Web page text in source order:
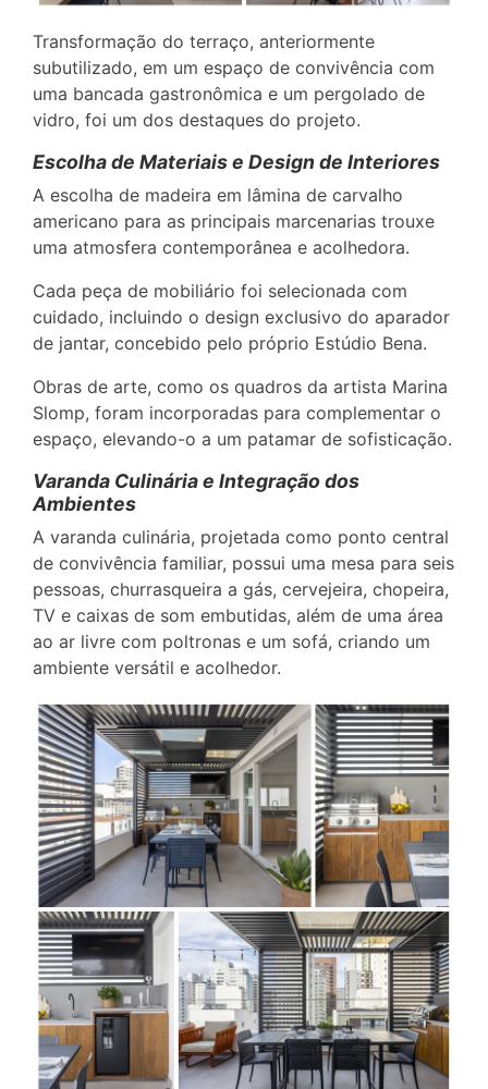
Transformação do terraço, anteriormente
subutilizado, em um espaço de convivência com
uma bancada gastronômica e um pergolado de
vidro, foi um dos destaques do projeto.
Escolha de Materiais e Design de Interiores
A escolha de madeira em lâmina de carvalho
americano para as principais marcenarias trouxe
uma atmosfera contemporânea e acolhedora.
Cada peça de mobiliário foi selecionada com
cuidado, incluindo o design exclusivo do aparador
de jantar, concebido pelo próprio Estúdio Bena.
Obras de arte, como os quadros da artista Marina
Slomp, foram incorporadas para complementar o
espaço, elevando-o a um patamar de sofisticação.
Varanda Culinária e Integração dos
Ambientes
A varanda culinária, projetada como ponto central
de convivência familiar, possui uma mesa para seis
pessoas, churrasqueira a gás, cervejeira, chopeira,
TV e caixas de som embutidas, além de uma área
ao ar livre com poltronas e um sofá, criando um
ambiente versátil e acolhedor.